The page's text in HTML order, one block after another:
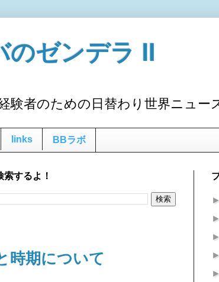
のゼンデラ Ⅱ
験者のための日替わり世界ニュー
links BBラボ
するよ！
時期について